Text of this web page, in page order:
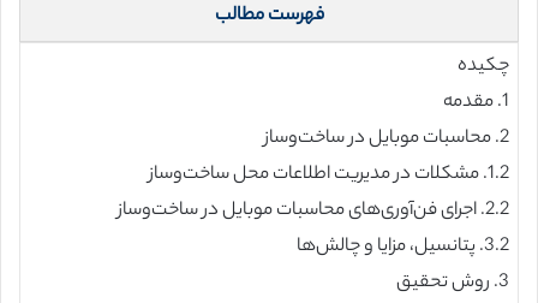
فهرست مطالب
چکیده
1. مقدمه
2. محاسبات موبایل در ساخت‌وساز
1.2. مشکلات در مدیریت اطلاعات محل ساخت‌وساز
2.2. اجرای فن‌آوری‌های محاسبات موبایل در ساخت‌وساز
3.2. پتانسیل، مزایا و چالش‌ها
3. روش تحقیق